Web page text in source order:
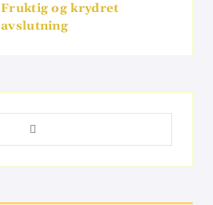
Fruktig og krydret
avslutning